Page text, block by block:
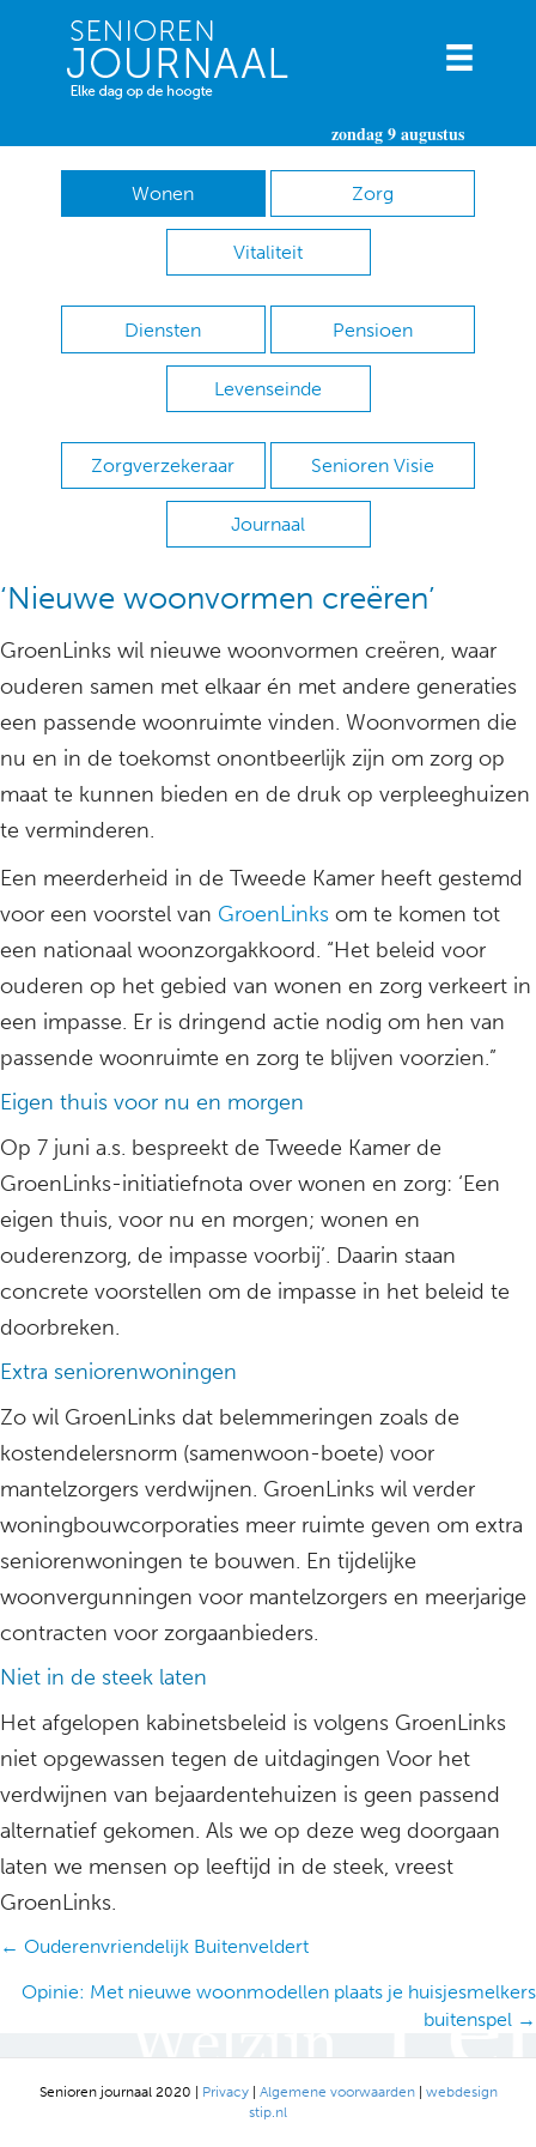
zondag 9 augustus
Wonen Zorg
Vitaliteit
Diensten Pensioen
Levenseinde
Zorgverzekeraar Senioren Visie
Journaal
‘Nieuwe woonvormen creëren’
GroenLinks wil nieuwe woonvormen creëren, waar
ouderen samen met elkaar én met andere generaties
een passende woonruimte vinden. Woonvormen die
nu en in de toekomst onontbeerlijk zijn om zorg op
maat te kunnen bieden en de druk op verpleeghuizen
te verminderen.
Een meerderheid in de Tweede Kamer heeft gestemd
voor een voorstel van GroenLinks om te komen tot
een nationaal woonzorgakkoord. “Het beleid voor
ouderen op het gebied van wonen en zorg verkeert in
een impasse. Er is dringend actie nodig om hen van
passende woonruimte en zorg te blijven voorzien.”
Eigen thuis voor nu en morgen
Op 7 juni a.s. bespreekt de Tweede Kamer de
GroenLinks-initiatiefnota over wonen en zorg: ‘Een
eigen thuis, voor nu en morgen; wonen en
ouderenzorg, de impasse voorbij’. Daarin staan
concrete voorstellen om de impasse in het beleid te
doorbreken.
Extra seniorenwoningen
Zo wil GroenLinks dat belemmeringen zoals de
kostendelersnorm (samenwoon-boete) voor
mantelzorgers verdwijnen. GroenLinks wil verder
woningbouwcorporaties meer ruimte geven om extra
seniorenwoningen te bouwen. En tijdelijke
woonvergunningen voor mantelzorgers en meerjarige
contracten voor zorgaanbieders.
Niet in de steek laten
Het afgelopen kabinetsbeleid is volgens GroenLinks
niet opgewassen tegen de uitdagingen Voor het
verdwijnen van bejaardentehuizen is geen passend
alternatief gekomen. Als we op deze weg doorgaan
laten we mensen op leeftijd in de steek, vreest
GroenLinks.
Posts
navigation
← Ouderenvriendelijk Buitenveldert
Opinie: Met nieuwe woonmodellen plaats je huisjesmelkers
buitenspel →
Senioren journaal 2020 | Privacy| Algemene voorwaarden| webdesign
stip.nl